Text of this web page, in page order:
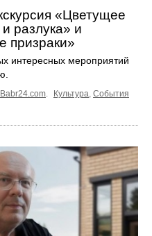
«Цветущее
разлука» и
призраки»
интересных мероприятий
Babr24.com Культура События